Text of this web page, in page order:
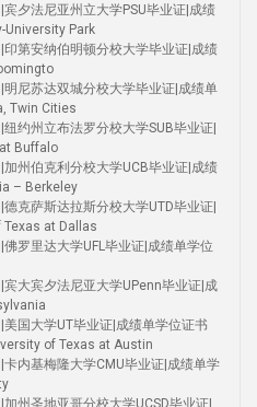
夕法尼亚州立大学PSU毕业证|成绩
University Park
第安纳伯明顿分校大学毕业证|成绩
尼苏达双城分校大学毕业证|成绩单
Twin Cities
约州立布法罗分校大学SUB毕业证|
Buffalo
州伯克利分校大学UCB毕业证|成绩
– Berkeley
克萨斯达拉斯分校大学UTD毕业证|
Texas at Dallas
罗里达大学UFL毕业证|成绩单学位
大宾夕法尼亚大学UPenn毕业证|成
国大学UT毕业证|成绩单学位证书
of Texas at Austin
内基梅隆大学CMU毕业证|成绩单学